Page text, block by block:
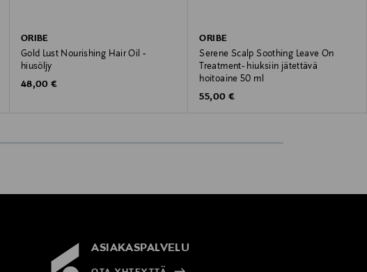
ORIBE
Gold Lust Nourishing Hair Oil -
hiusöljy
Original Price
48,00 €
ORIBE
Serene Scalp Soothing Leave On
Treatment- hiuksiin jätettävä
hoitoaine 50 ml
Original Price
55,00 €
ASIAKASPALVELU